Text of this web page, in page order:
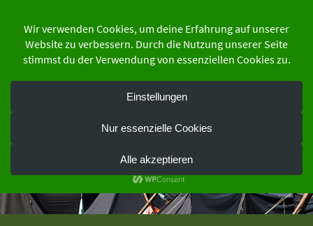
springen
der Schutzgemeinschaft Deutscher Wald
Bundesverband e.V.